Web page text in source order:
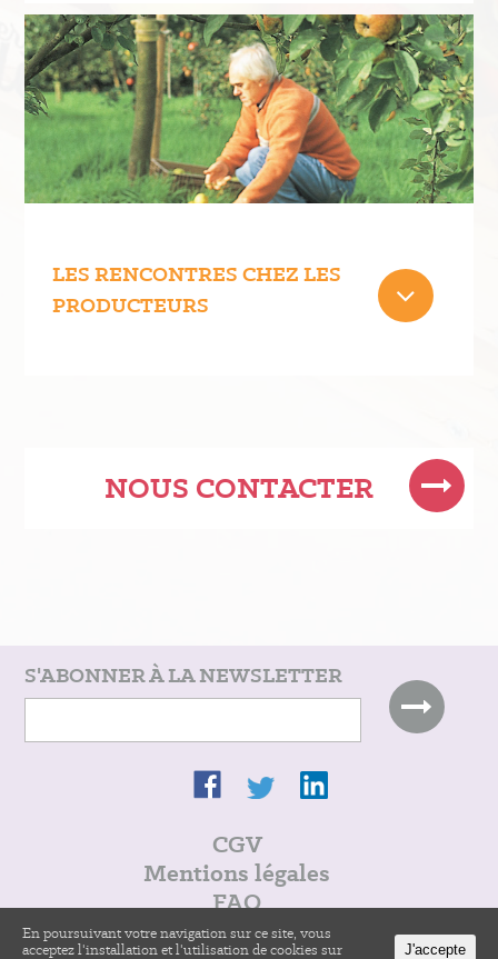
LES RENCONTRES CHEZ LES
PRODUCTEURS
NOUS CONTACTER
S'ABONNER À LA NEWSLETTER
CGV
Mentions légales
FAQ
Alim@work
En poursuivant votre navigation sur ce site, vous
acceptez l'installation et l'utilisation de cookies sur
J'accepte